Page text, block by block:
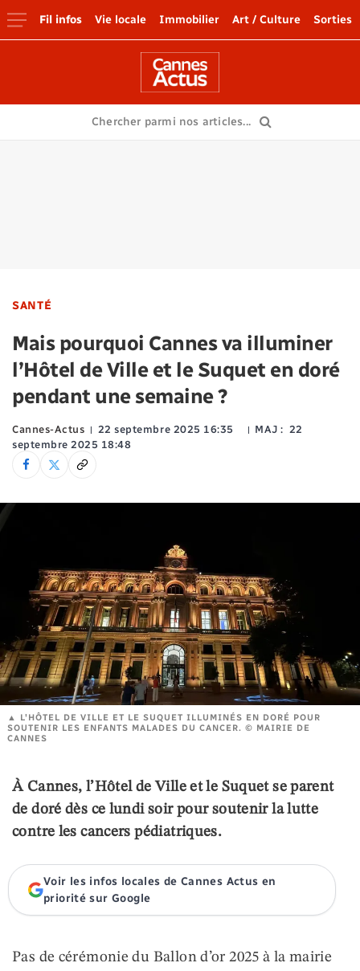
Fil infos Vie locale Immobilier Art / Culture Sorties
SANTÉ
Mais pourquoi Cannes va illuminer
l’Hôtel de Ville et le Suquet en doré
pendant une semaine ?
Cannes-Actus 22 septembre 2025 16:35 MAJ : 22
septembre 2025 18:48
L'HÔTEL DE VILLE ET LE SUQUET ILLUMINÉS EN DORÉ POUR
SOUTENIR LES ENFANTS MALADES DU CANCER. © MAIRIE DE
CANNES
À Cannes, l’Hôtel de Ville et le Suquet se parent
de doré dès ce lundi soir pour soutenir lalutte
contre les cancers pédiatriques.
Voir les infos locales de Cannes Actus en
priorité sur Google
Pas de cérémonie du Ballon d’or 2025 à la mairie